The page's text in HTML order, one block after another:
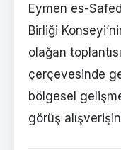
Eymen es-
Birliği
olağan
çerçevesinde
bölgesel
görüş